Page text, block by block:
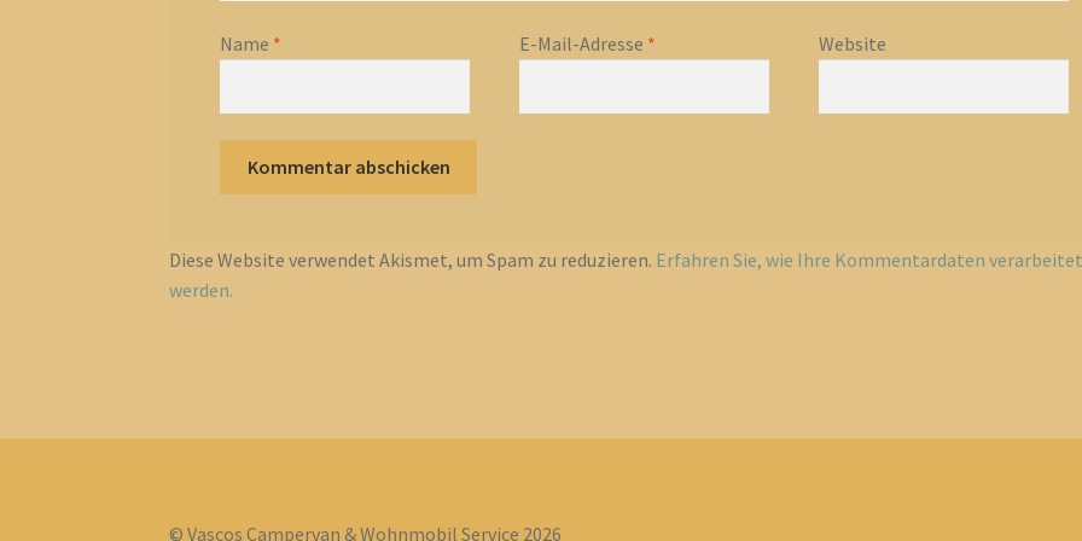
Name * E-Mail-Adresse * Website
Diese Website verwendet Akismet, um Spam zu reduzieren. Erfahren Sie, wie Ihre Kommentardaten
werden.
© Vascos Campervan & Wohnmobil Service 2026